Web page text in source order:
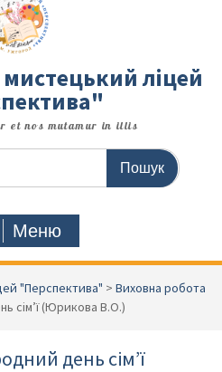
ліцей
et nos mutamur in illis
Меню
"Перспектива" > Виховна робота
сім’ї (Юрикова В.О.)
день сім’ї